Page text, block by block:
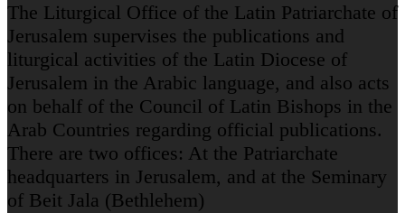
The Liturgical Office of the Latin Patriarchate of
Jerusalem supervises the publications and
liturgical activities of the Latin Diocese of
Jerusalem in the Arabic language, and also acts
on behalf of the Council of Latin Bishops in the
Arab Countries regarding official publications.
There are two offices: At the Patriarchate
headquarters in Jerusalem, and at the Seminary
of Beit Jala (Bethlehem)